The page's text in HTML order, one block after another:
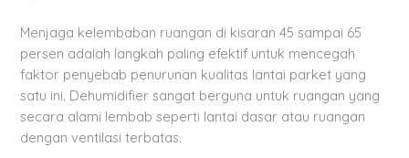
Menjaga kelembaban ruangan di kisaran 45 sampai 65
persen adalah langkah paling efektif untuk mencegah
faktor penyebab penurunan kualitas lantai parket yang
satu ini. Dehumidifier sangat berguna untuk ruangan yang
secara alami lembab seperti lantai dasar atau ruangan
dengan ventilasi terbatas.